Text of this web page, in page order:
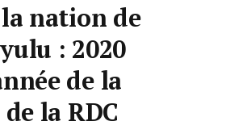
nation de
: 2020
de la
la RDC